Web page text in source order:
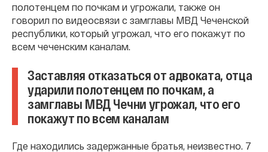
полотенцем по почкам и угрожали, также он
говорил по видеосвязи с замглавы МВД Чеченской
республики, который угрожал, что его покажут по
всем чеченским каналам.
Заставляя отказаться от адвоката, отца
ударили полотенцем по почкам, а
замглавы МВД Чечни угрожал, что его
покажут по всем каналам
Где находились задержанные братья, неизвестно. 7